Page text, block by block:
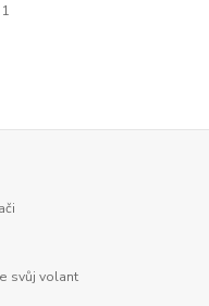
svůj volant